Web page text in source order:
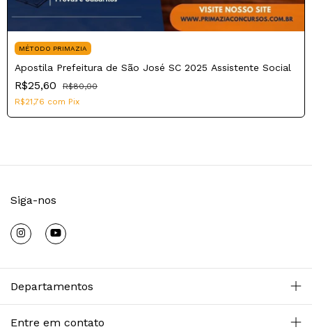
MÉTODO PRIMAZIA
Apostila Prefeitura de São José SC 2025 Assistente Social
R$25,60
R$80,00
R$21,76 com Pix
Siga-nos
Departamentos
Entre em contato